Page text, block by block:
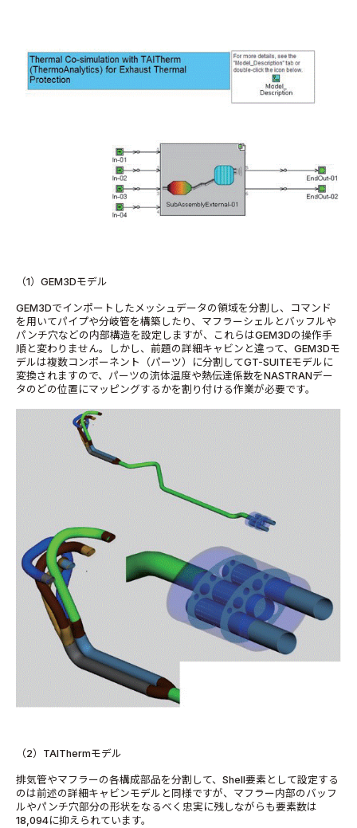
（1）GEM3Dモデル
GEM3Dでインポートしたメッシュデータの領域を分割し、コマンド
を用いてパイプや分岐管を構築したり、マフラーシェルとバッフルや
パンチ穴などの内部構造を設定しますが、これらはGEM3Dの操作手
順と変わりません。しかし、前題の詳細キャビンと違って、GEM3Dモ
デルは複数コンポーネント（パーツ）に分割してGT-SUITEモデルに
変換されますので、パーツの流体温度や熱伝達係数をNASTRANデー
タのどの位置にマッピングするかを割り付ける作業が必要です。
（2）TAIThermモデル
排気管やマフラーの各構成部品を分割して、Shell要素として設定する
のは前述の詳細キャビンモデルと同様ですが、マフラー内部のバッフ
ルやパンチ穴部分の形状をなるべく忠実に残しながらも要素数は
18,094に抑えられています。